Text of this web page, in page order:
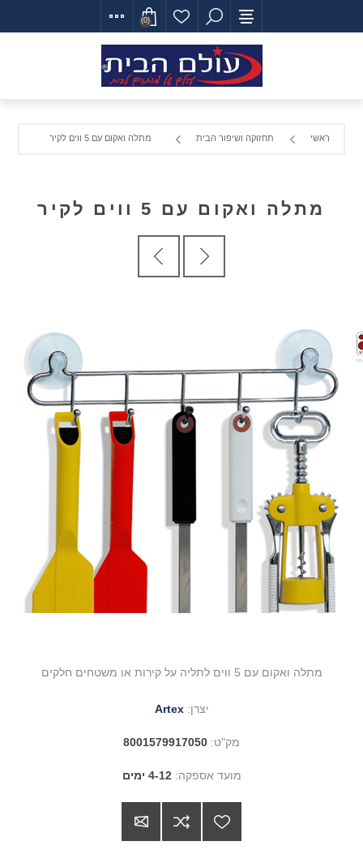
(0)
ראשי תחזוקה ושיפור הבית מתלה ואקום עם 5 ווים לקיר
מתלה ואקום עם 5 ווים לקיר
מתלה ואקום עם 5 ווים לתליה על קירות או משטחים חלקים
יצרן: Artex
מק"ט: 8001579917050
מועד אספקה: 4-12 ימים